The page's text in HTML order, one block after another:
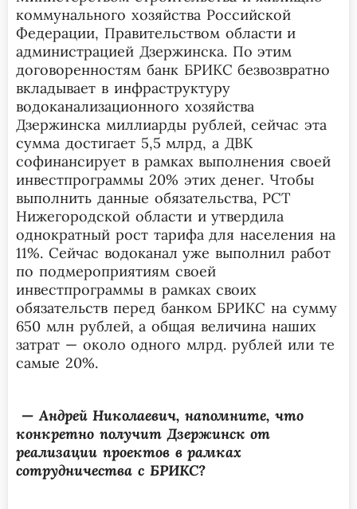
коммунального хозяйства Российской
Федерации, Правительством области и
администрацией Дзержинска. По этим
договоренностям банк БРИКС безвозвратно
вкладывает в инфраструктуру
водоканализационного хозяйства
Дзержинска миллиарды рублей, сейчас эта
сумма достигает 5,5 млрд, а ДВК
софинансирует в рамках выполнения своей
инвестпрограммы 20% этих денег. Чтобы
выполнить данные обязательства, РСТ
Нижегородской области и утвердила
однократный рост тарифа для населения на
11%. Сейчас водоканал уже выполнил работ
по подмероприятиям своей
инвестпрограммы в рамках своих
обязательств перед банком БРИКС на сумму
650 млн рублей, а общая величина наших
затрат — около одного млрд. рублей или те
самые 20%.
—Андрей Николаевич, напомните, что
конкретно получит Дзержинск от
реализации проектов в рамках
сотрудничества с БРИКС?